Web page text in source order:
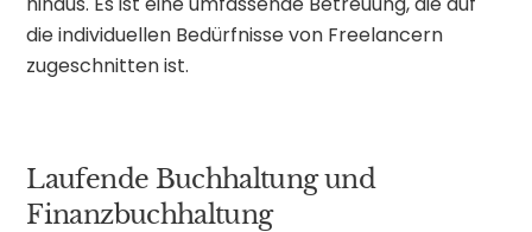
die individuellen Bedürfnisse von Freelancern
zugeschnitten ist.
Laufende Buchhaltung und
Finanzbuchhaltung